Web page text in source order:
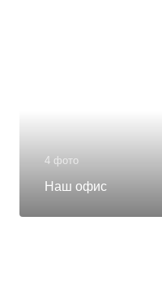
4 фото
Наш офис